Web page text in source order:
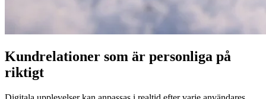
Kundrelationer som är personliga på
riktigt